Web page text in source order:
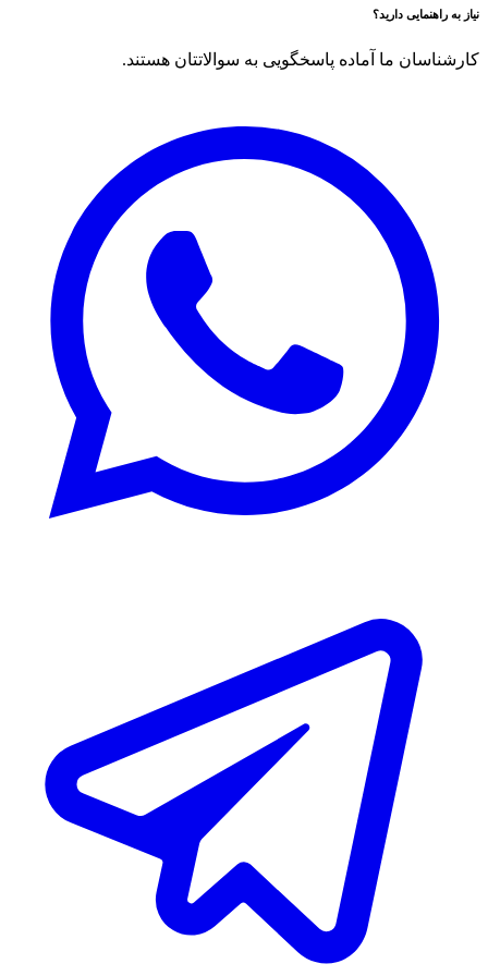
نیاز به راهنمایی دارید؟
کارشناسان ما آماده پاسخگویی به سوالاتتان هستند.